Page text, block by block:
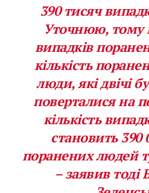
390 тисяч
Уточнюю, тому
випадків
кількість
люди, які двічі
поверталися на
кількість
становить 390
поранених людей
– заявив